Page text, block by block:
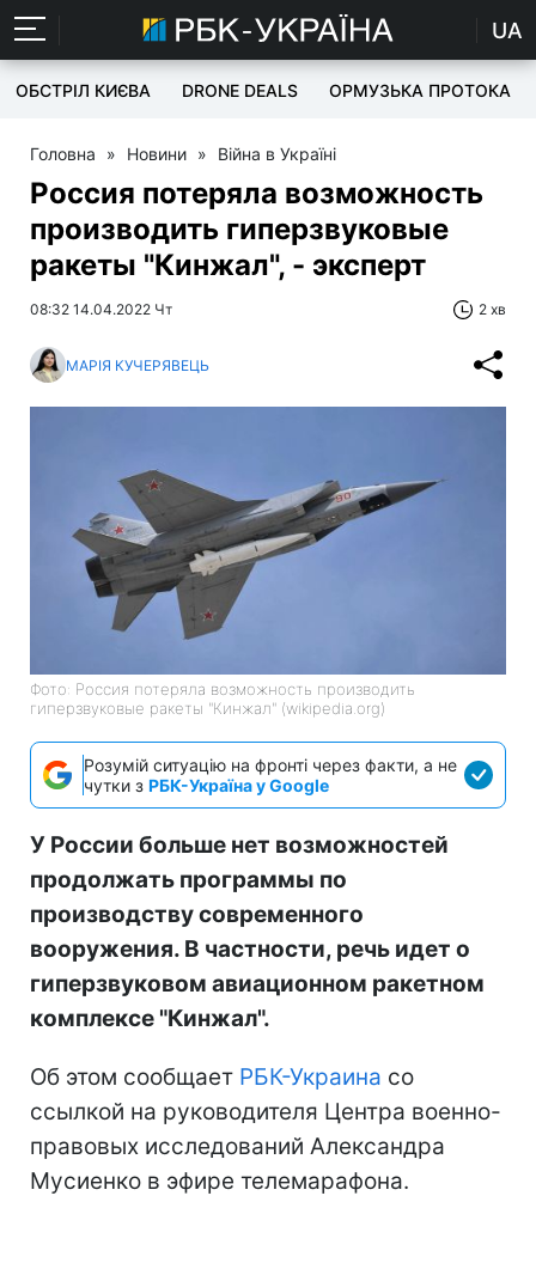
UA
ОБСТРІЛ КИЄВА DRONE DEALS ОРМУЗЬКА ПРОТОКА
Головна » Новини » Війна в Україні
Россия потеряла возможность
производить гиперзвуковые
ракеты "Кинжал", - эксперт
08:32 14.04.2022 Чт 2 хв
МАРІЯ КУЧЕРЯВЕЦЬ
Фото: Россия потеряла возможность производить
гиперзвуковые ракеты "Кинжал" (wikipedia.org)
Розумій ситуацію на фронті через факти, а не
чутки з РБК-Україна у Google
У России больше нет возможностей
продолжать программы по
производству современного
вооружения. В частности, речь идет о
гиперзвуковом авиационном ракетном
комплексе "Кинжал".
Об этом сообщает РБК-Украина со
ссылкой на руководителя Центра военно-
правовых исследований Александра
Мусиенко в эфире телемарафона.